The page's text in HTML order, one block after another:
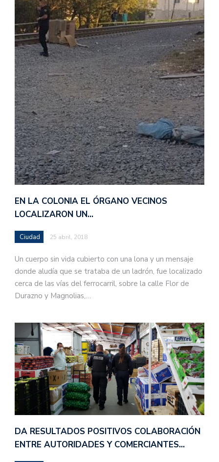
EN LA COLONIA EL ÓRGANO VECINOS
LOCALIZARON UN…
Ciudad 25 abril, 2018
Un cuerpo sin vida cubierto con una lona y un mensaje
donde aludía que se trataba de un ladrón, fue localizado
cerca de las vías del ferrocarril, sobre la calle Flor de
Durazno y Magnolias,…
DA RESULTADOS POSITIVOS COLABORACIÓN
ENTRE AUTORIDADES Y COMERCIANTES…